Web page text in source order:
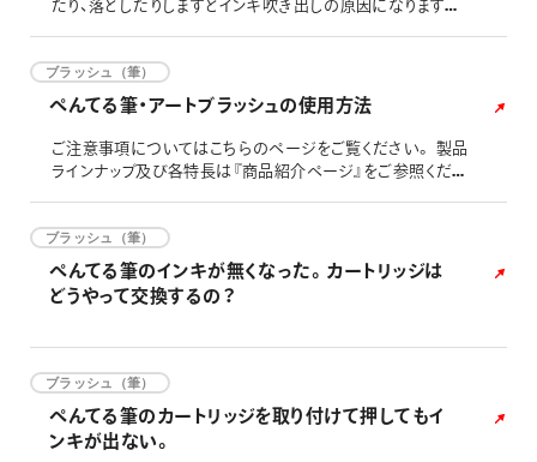
たり、落としたりしますとインキ吹き出しの原因になりますの
ることがありますのでご注意ください。 表装等に使用される
場合は、顔料インキの製品（蛍光顔料を除く）をご使用下さ
い。 衣類にインキがつきますと落ちませんので、取り扱いに
は十分に注
ブラッシュ（筆）
ぺんてる筆・アートブラッシュの使用方法
ご注意事項についてはこちらのページをご覧ください。 製品
ラインナップ及び各特長は『商品紹介ページ』をご参照くださ
ブラッシュ（筆）
ぺんてる筆のインキが無くなった。カートリッジは
どうやって交換するの？
ブラッシュ（筆）
ぺんてる筆のカートリッジを取り付けて押してもイ
ンキが出ない。